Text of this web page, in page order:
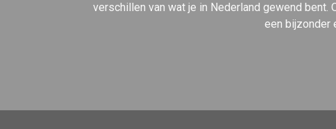
verschillen van wat je in Nederland gewend
een bijzonder